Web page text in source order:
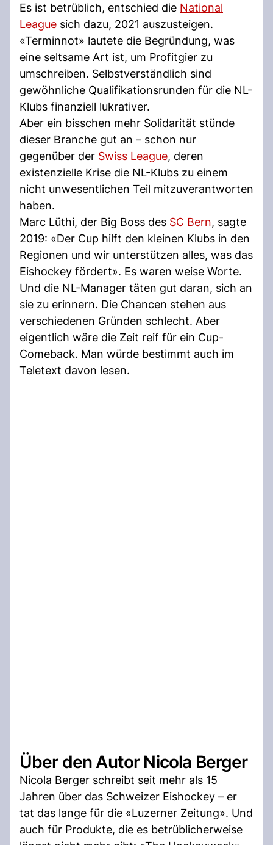
Es ist betrüblich, entschied die National
League sich dazu, 2021 auszusteigen.
«Terminnot» lautete die Begründung, was
eine seltsame Art ist, um Profitgier zu
umschreiben. Selbstverständlich sind
gewöhnliche Qualifikationsrunden für die NL-
Klubs finanziell lukrativer.
Aber ein bisschen mehr Solidarität stünde
dieser Branche gut an – schon nur
gegenüber der Swiss League, deren
existenzielle Krise die NL-Klubs zu einem
nicht unwesentlichen Teil mitzuverantworten
haben.
Marc Lüthi, der Big Boss des SC Bern, sagte
2019: «Der Cup hilft den kleinen Klubs in den
Regionen und wir unterstützen alles, was das
Eishockey fördert». Es waren weise Worte.
Und die NL-Manager täten gut daran, sich an
sie zu erinnern. Die Chancen stehen aus
verschiedenen Gründen schlecht. Aber
eigentlich wäre die Zeit reif für ein Cup-
Comeback. Man würde bestimmt auch im
Teletext davon lesen.
Über den Autor Nicola Berger
Nicola Berger schreibt seit mehr als 15
Jahren über das Schweizer Eishockey – er
tat das lange für die «Luzerner Zeitung». Und
auch für Produkte, die es betrüblicherweise